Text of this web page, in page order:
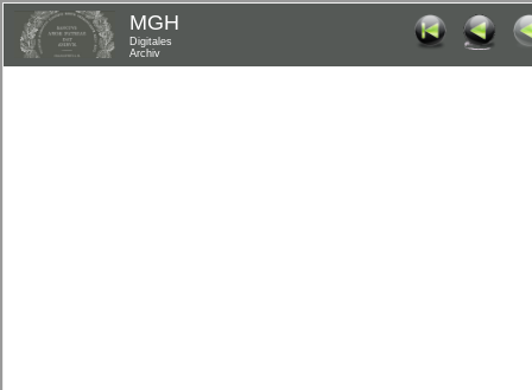
MGH
Digitales
Archiv